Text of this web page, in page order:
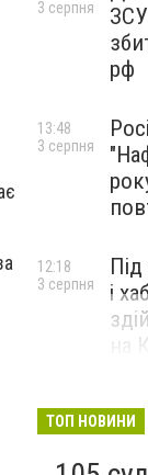
рф
3 серпня
13:48
3 серпня
і
на
12:18
3 серпня
ТОП НОВИНИ